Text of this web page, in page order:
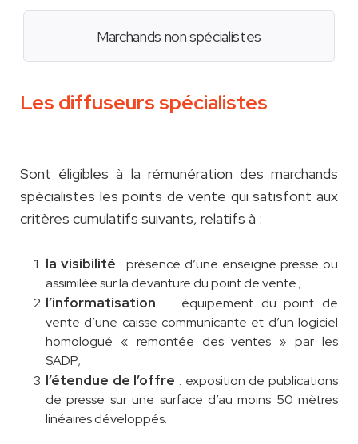
Marchands non spécialistes
Les diffuseurs spécialistes
Sont éligibles à la rémunération des marchands
spécialistes les points de vente qui satisfont aux
critères cumulatifs suivants, relatifs à :
la visibilité : présence d’une enseigne presse ou
assimilée sur la devanture du point de vente ;
l’informatisation : équipement du point de
vente d’une caisse communicante et d’un logiciel
homologué « remontée des ventes » par les
SADP;
l’étendue de l’offre : exposition de publications
de presse sur une surface d’au moins 50 mètres
linéaires développés.